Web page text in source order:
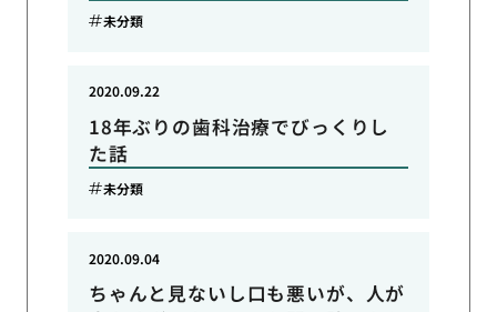
未分類
18年ぶりの歯科治療でびっくりし
た話
2020.09.22
未分類
ちゃんと見ないし口も悪いが、人が
2020.09.04